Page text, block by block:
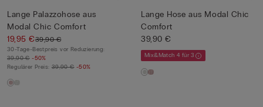
Lange Palazzohose aus
Modal Chic Comfort
19,95 €39,90 €
30-Tage-Bestpreis vor Reduzierung:
39,90 € -50%
Regulärer Preis: 39,90 € -50%
Lange Hose aus Modal Chic
Comfort
39,90 €
Mix&Match 4 für 3